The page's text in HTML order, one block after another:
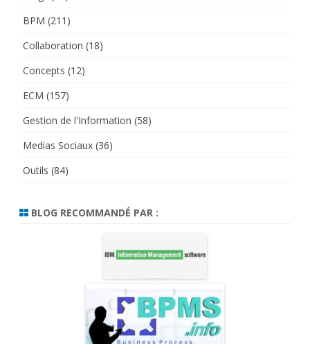
BPM (211)
Collaboration (18)
Concepts (12)
ECM (157)
Gestion de l'Information (58)
Medias Sociaux (36)
Outils (84)
BLOG RECOMMANDÉ PAR :